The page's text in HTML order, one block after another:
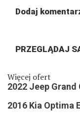
Dodaj
PRZEGLĄDAJ
Więcej ofert
2022 Jeep Grand
2016 Kia Optima